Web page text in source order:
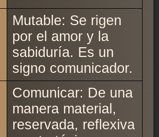
Mutable: Se rigen
por el amor y la
sabiduría. Es un
signo comunicador.
Comunicar: De una
manera material,
reservada, reflexiva